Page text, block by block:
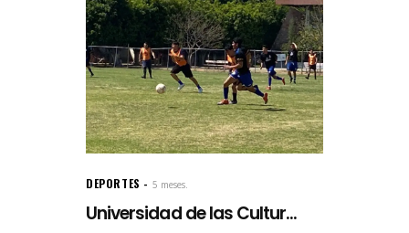
DEPORTES 5 meses.
Universidad de las Cultur...